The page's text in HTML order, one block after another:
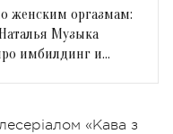
женским оргазмам:
Музыка
имбилдинг и
«Кава з